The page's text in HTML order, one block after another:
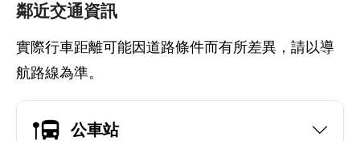
鄰近交通資訊
實際行車距離可能因道路條件而有所差異，請以導
航路線為準。
公車站